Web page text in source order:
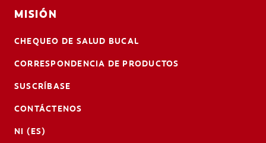
MISIÓN
CHEQUEO DE SALUD BUCAL
CORRESPONDENCIA DE PRODUCTOS
SUSCRÍBASE
CONTÁCTENOS
NI (ES)